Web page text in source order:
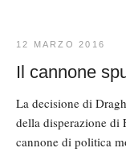
12 MARZO 2016
Il cannone
La decisione di
della disperazione di
cannone di politica